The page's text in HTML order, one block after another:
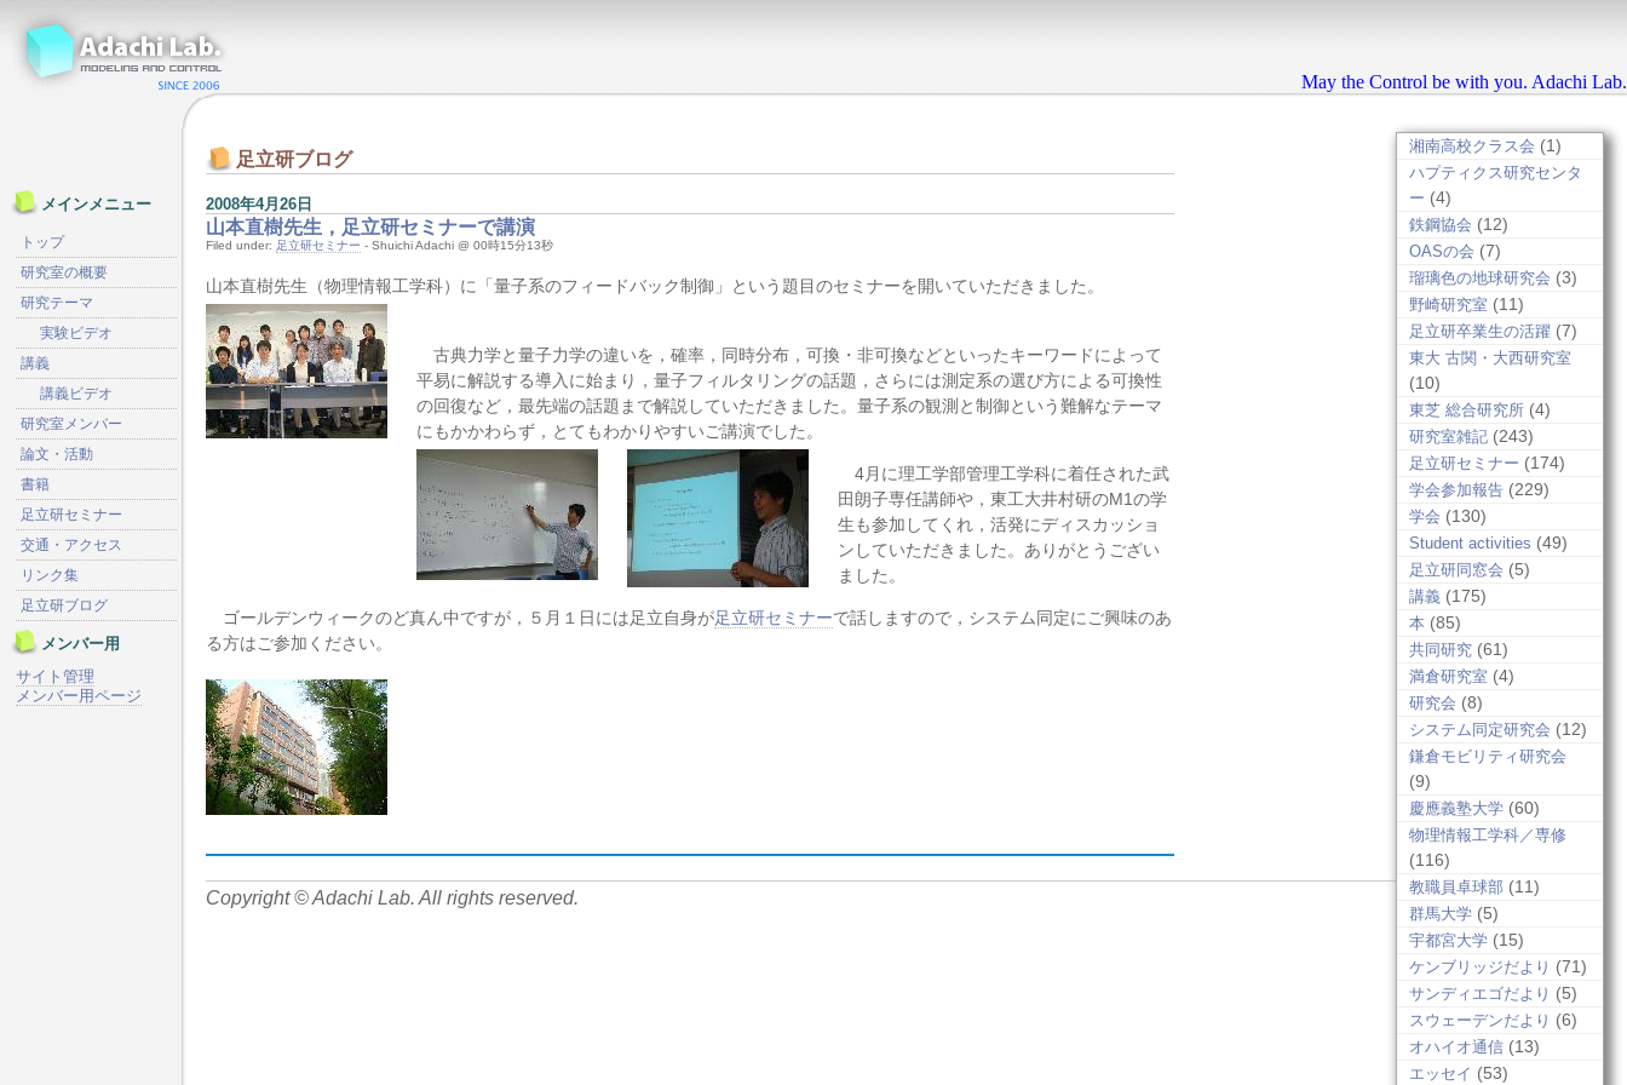
May the Control be with you. Adachi Lab.
足立研ブログ
2008年4月26日
山本直樹先生，足立研セミナーで講演
Filed under: 足立研セミナー - Shuichi Adachi @ 00時15分13秒
山本直樹先生（物理情報工学科）に「量子系のフィードバック制御」という題目のセミナーを開いていただきました。
古典力学と量子力学の違いを，確率，同時分布，可換・非可換などといったキーワードによって
平易に解説する導入に始まり，量子フィルタリングの話題，さらには測定系の選び方による可換性
の回復など，最先端の話題まで解説していただきました。量子系の観測と制御という難解なテーマ
にもかかわらず，とてもわかりやすいご講演でした。
4月に理工学部管理工学科に着任された武
田朗子専任講師や，東工大井村研のM1の学
生も参加してくれ，活発にディスカッショ
ンしていただきました。ありがとうござい
ました。
ゴールデンウィークのど真ん中ですが，５月１日には足立自身が足立研セミナーで話しますので，システム同定にご興味のあ
る方はご参加ください。
湘南高校クラス会 (1)
ハプティクス研究センタ
ー (4)
鉄鋼協会 (12)
OASの会 (7)
瑠璃色の地球研究会 (3)
野崎研究室 (11)
足立研卒業生の活躍 (7)
東大 古関・大西研究室
(10)
東芝 総合研究所 (4)
研究室雑記 (243)
足立研セミナー (174)
学会参加報告 (229)
学会 (130)
Student activities (49)
足立研同窓会 (5)
講義 (175)
本 (85)
共同研究 (61)
満倉研究室 (4)
研究会 (8)
システム同定研究会 (12)
鎌倉モビリティ研究会
(9)
慶應義塾大学 (60)
物理情報工学科／専修
(116)
教職員卓球部 (11)
群馬大学 (5)
宇都宮大学 (15)
ケンブリッジだより (71)
サンディエゴだより (5)
スウェーデンだより (6)
オハイオ通信 (13)
エッセイ (53)
Copyright © Adachi Lab. All rights reserved.
メインメニュー
トップ
研究室の概要
研究テーマ
実験ビデオ
講義
講義ビデオ
研究室メンバー
論文・活動
書籍
足立研セミナー
交通・アクセス
リンク集
足立研ブログ
メンバー用
サイト管理
メンバー用ページ